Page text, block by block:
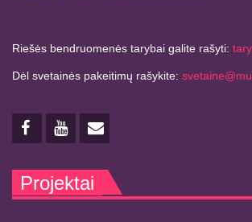
Riešės bendruomenės tarybai galite rašyti:
Dėl svetainės pakeitimų rašykite:
Projektai